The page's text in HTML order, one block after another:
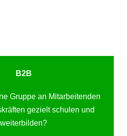
B2B
Gruppe an Mitarbeitenden
gezielt schulen und
weiterbilden?